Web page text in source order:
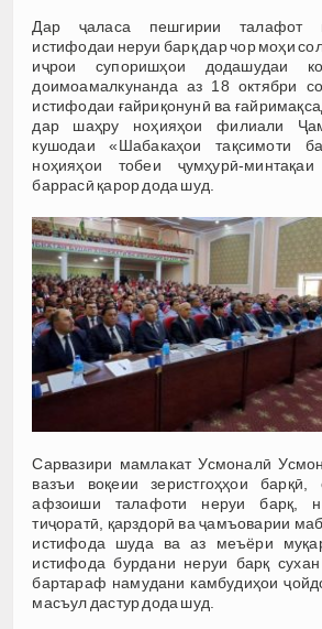
Дар ҷаласа пешгирии талафот
истифодаи неруи барқ дар чор моҳи
иҷрои супоришҳои додашудаи
доимоамалкунанда аз 18 октябри
истифодаи ғайриқонунӣ ва
дар шаҳру ноҳияҳои филиали
кушодаи «Шабакаҳои тақсимоти
ноҳияҳои тобеи ҷумҳурӣ-
баррасӣ қарор дода шуд.
Сарвазири мамлакат Усмоналӣ
вазъи воқеии зеристгоҳҳои барқӣ,
афзоиши талафоти неруи барқ,
тиҷоратӣ, қарздорӣ ва ҷамъоварии
истифода шуда ва аз меъёри
истифода бурдани неруи барқ
бартараф намудани камбудиҳои
масъул дастур дода шуд.